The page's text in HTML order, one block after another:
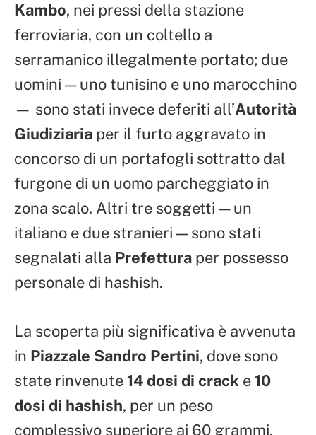
Kambo, nei pressi della stazione
ferroviaria, con un coltello a
serramanico illegalmente portato; due
uomini — uno tunisino e uno marocchino
— sono stati invece deferiti all’Autorità
Giudiziaria per il furto aggravato in
concorso di un portafogli sottratto dal
furgone di un uomo parcheggiato in
zona scalo. Altri tre soggetti — un
italiano e due stranieri — sono stati
segnalati alla Prefettura per possesso
personale di hashish.
La scoperta più significativa è avvenuta
in Piazzale Sandro Pertini, dove sono
state rinvenute 14 dosi di crack e 10
dosi di hashish, per un peso
complessivo superiore ai 60 grammi.